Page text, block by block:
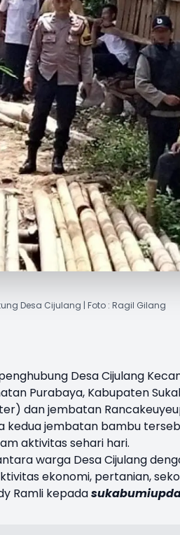
Desa Cijulang | Foto : Ragil Gilang
Desa Cijulang
Purabaya, Kabupaten
dan jembatan
kedua jembatan bambu
aktivitas sehari hari.
warga Desa Cijulang
ekonomi, pertanian,
Ramli kepada